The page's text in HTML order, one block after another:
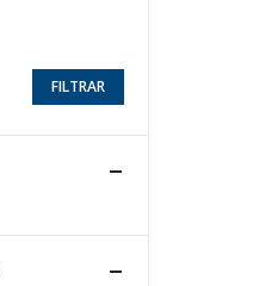
FILTRAR